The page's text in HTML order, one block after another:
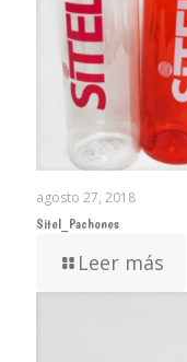
agosto 27, 2018
Sitel_Pachones
Leer más